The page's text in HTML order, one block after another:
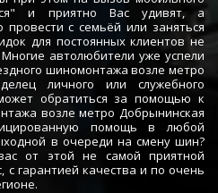
и приятно Вас удивят, а
с семьёй или заняться
для постоянных клиентов не
автолюбители уже успели
шиномонтажа возле метро
личного или служебного
обратиться за помощью к
возле метро Добрынинская
помощь в любой
в очереди на смену шин?
от этой не самой приятной
гарантией качества и по очень